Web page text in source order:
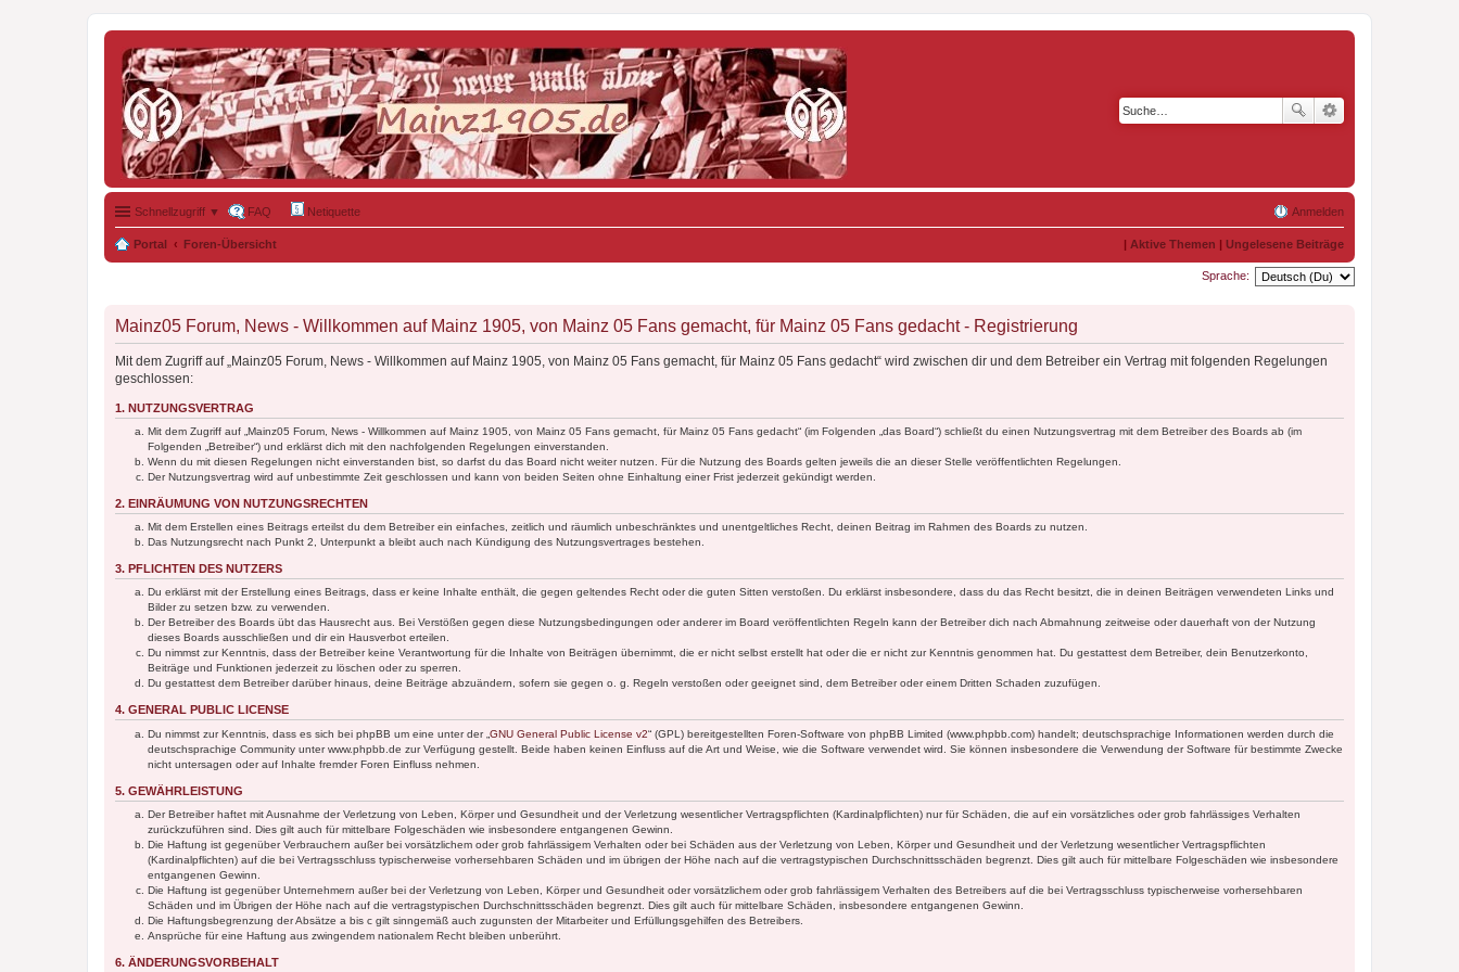
Schnellzugriff ▼ FAQ Netiquette Anmelden
Portal Foren-Übersicht | Aktive Themen | Ungelesene Beiträge
Sprache:
Mainz05 Forum, News - Willkommen auf Mainz 1905, von Mainz 05 Fans gemacht, für Mainz 05 Fans gedacht - Registrierung
Mit dem Zugriff auf „Mainz05 Forum, News - Willkommen auf Mainz 1905, von Mainz 05 Fans gemacht, für Mainz 05 Fans gedacht“ wird zwischen dir und dem Betreiber ein Vertrag mit folgenden Regelungen
geschlossen:
1. NUTZUNGSVERTRAG
Mit dem Zugriff auf „Mainz05 Forum, News - Willkommen auf Mainz 1905, von Mainz 05 Fans gemacht, für Mainz 05 Fans gedacht“ (im Folgenden „das Board“) schließt du einen Nutzungsvertrag mit dem Betreiber des Boards ab (im
Folgenden „Betreiber“) und erklärst dich mit den nachfolgenden Regelungen einverstanden.
Wenn du mit diesen Regelungen nicht einverstanden bist, so darfst du das Board nicht weiter nutzen. Für die Nutzung des Boards gelten jeweils die an dieser Stelle veröffentlichten Regelungen.
Der Nutzungsvertrag wird auf unbestimmte Zeit geschlossen und kann von beiden Seiten ohne Einhaltung einer Frist jederzeit gekündigt werden.
2. EINRÄUMUNG VON NUTZUNGSRECHTEN
Mit dem Erstellen eines Beitrags erteilst du dem Betreiber ein einfaches, zeitlich und räumlich unbeschränktes und unentgeltliches Recht, deinen Beitrag im Rahmen des Boards zu nutzen.
Das Nutzungsrecht nach Punkt 2, Unterpunkt a bleibt auch nach Kündigung des Nutzungsvertrages bestehen.
3. PFLICHTEN DES NUTZERS
Du erklärst mit der Erstellung eines Beitrags, dass er keine Inhalte enthält, die gegen geltendes Recht oder die guten Sitten verstoßen. Du erklärst insbesondere, dass du das Recht besitzt, die in deinen Beiträgen verwendeten Links und
Bilder zu setzen bzw. zu verwenden.
Der Betreiber des Boards übt das Hausrecht aus. Bei Verstößen gegen diese Nutzungsbedingungen oder anderer im Board veröffentlichten Regeln kann der Betreiber dich nach Abmahnung zeitweise oder dauerhaft von der Nutzung
dieses Boards ausschließen und dir ein Hausverbot erteilen.
Du nimmst zur Kenntnis, dass der Betreiber keine Verantwortung für die Inhalte von Beiträgen übernimmt, die er nicht selbst erstellt hat oder die er nicht zur Kenntnis genommen hat. Du gestattest dem Betreiber, dein Benutzerkonto,
Beiträge und Funktionen jederzeit zu löschen oder zu sperren.
Du gestattest dem Betreiber darüber hinaus, deine Beiträge abzuändern, sofern sie gegen o. g. Regeln verstoßen oder geeignet sind, dem Betreiber oder einem Dritten Schaden zuzufügen.
4. GENERAL PUBLIC LICENSE
Du nimmst zur Kenntnis, dass es sich bei phpBB um eine unter der „ GNU General Public License v2“ (GPL) bereitgestellten Foren-Software von phpBB Limited (www.phpbb.com) handelt; deutschsprachige Informationen werden durch die
deutschsprachige Community unter www.phpbb.de zur Verfügung gestellt. Beide haben keinen Einfluss auf die Art und Weise, wie die Software verwendet wird. Sie können insbesondere die Verwendung der Software für bestimmte Zwecke
nicht untersagen oder auf Inhalte fremder Foren Einfluss nehmen.
5. GEWÄHRLEISTUNG
Der Betreiber haftet mit Ausnahme der Verletzung von Leben, Körper und Gesundheit und der Verletzung wesentlicher Vertragspflichten (Kardinalpflichten) nur für Schäden, die auf ein vorsätzliches oder grob fahrlässiges Verhalten
zurückzuführen sind. Dies gilt auch für mittelbare Folgeschäden wie insbesondere entgangenen Gewinn.
Die Haftung ist gegenüber Verbrauchern außer bei vorsätzlichem oder grob fahrlässigem Verhalten oder bei Schäden aus der Verletzung von Leben, Körper und Gesundheit und der Verletzung wesentlicher Vertragspflichten
(Kardinalpflichten) auf die bei Vertragsschluss typischerweise vorhersehbaren Schäden und im übrigen der Höhe nach auf die vertragstypischen Durchschnittsschäden begrenzt. Dies gilt auch für mittelbare Folgeschäden wie insbesondere
entgangenen Gewinn.
Die Haftung ist gegenüber Unternehmern außer bei der Verletzung von Leben, Körper und Gesundheit oder vorsätzlichem oder grob fahrlässigem Verhalten des Betreibers auf die bei Vertragsschluss typischerweise vorhersehbaren
Schäden und im Übrigen der Höhe nach auf die vertragstypischen Durchschnittsschäden begrenzt. Dies gilt auch für mittelbare Schäden, insbesondere entgangenen Gewinn.
Die Haftungsbegrenzung der Absätze a bis c gilt sinngemäß auch zugunsten der Mitarbeiter und Erfüllungsgehilfen des Betreibers.
Ansprüche für eine Haftung aus zwingendem nationalem Recht bleiben unberührt.
6. ÄNDERUNGSVORBEHALT